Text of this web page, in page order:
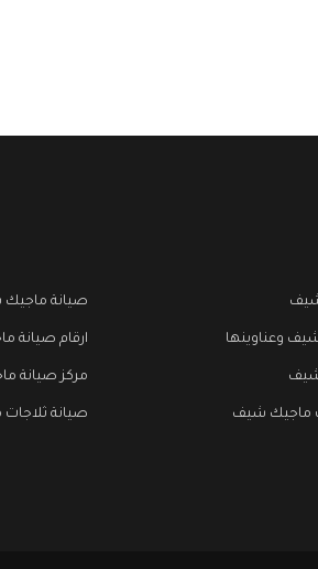
صيانة ماجيك
وعناوينها ارقام صيانة
شيف مركز صيانة
ماجيك شيف صيانة